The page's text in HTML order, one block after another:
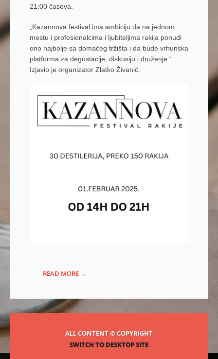
21:00 časova.
„Kazannova festival ima ambiciju da na jednom
mestu i profesionalcima i ljubiteljima rakija ponudi
ono najbolje sa domaćeg tržišta i da bude vrhunska
platforma za degustacije, diskusiju i druženje.“
Izjavio je organizator Zlatko Živanić.
READ MORE →
ALL CONTENT © COPYRIGHT
SWITCH TO DESKTOP SITE